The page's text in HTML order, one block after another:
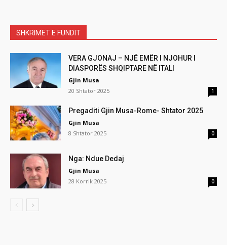
SHKRIMET E FUNDIT
VERA GJONAJ – NJË EMËR I NJOHUR I
DIASPORËS SHQIPTARE NË ITALI
Gjin Musa
20 Shtator 2025
1
Pregaditi Gjin Musa-Rome- Shtator 2025
Gjin Musa
8 Shtator 2025
0
Nga: Ndue Dedaj
Gjin Musa
28 Korrik 2025
0